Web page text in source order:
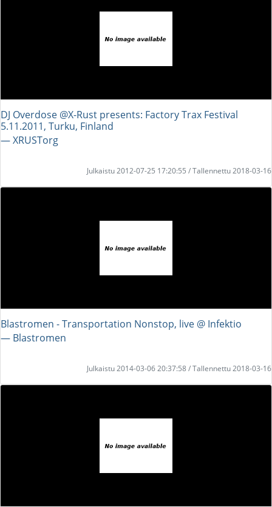
DJ Overdose @X-Rust presents: Factory Trax Festival
5.11.2011, Turku, Finland
― XRUSTorg
Julkaistu 2012-07-25 17:20:55 / Tallennettu 2018-03-16
Blastromen - Transportation Nonstop, live @ Infektio
― Blastromen
Julkaistu 2014-03-06 20:37:58 / Tallennettu 2018-03-16